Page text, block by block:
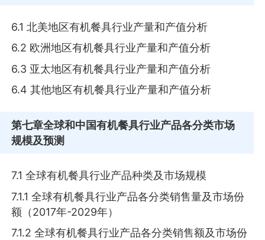
6.1 北美地区有机餐具行业产量和产值分析
6.2 欧洲地区有机餐具行业产量和产值分析
6.3 亚太地区有机餐具行业产量和产值分析
6.4 其他地区有机餐具行业产量和产值分析
第七章全球和中国有机餐具行业产品各分类市场
规模及预测
7.1 全球有机餐具行业产品种类及市场规模
7.1.1 全球有机餐具行业产品各分类销售量及市场份
额（2017年-2029年）
7.1.2 全球有机餐具行业产品各分类销售额及市场份